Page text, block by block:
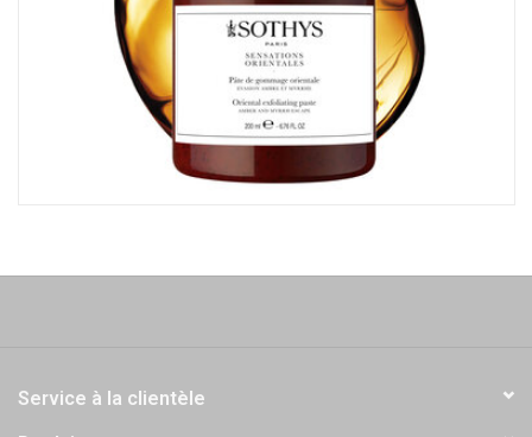
Service à la clientèle